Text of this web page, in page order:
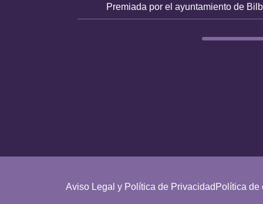
Premiada por el ayuntamiento de
Aviso Legal y Política de Privacidad Política de